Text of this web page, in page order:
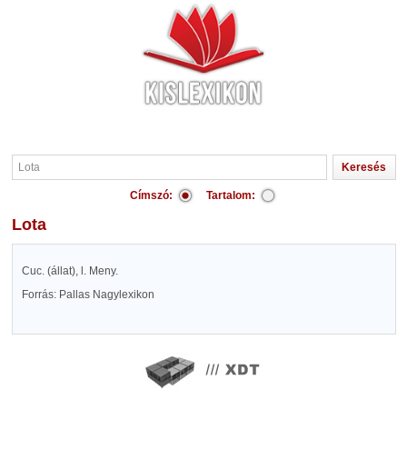
Címszó: Tartalom:
Lota
Cuc. (állat), l. Meny.
Forrás: Pallas Nagylexikon